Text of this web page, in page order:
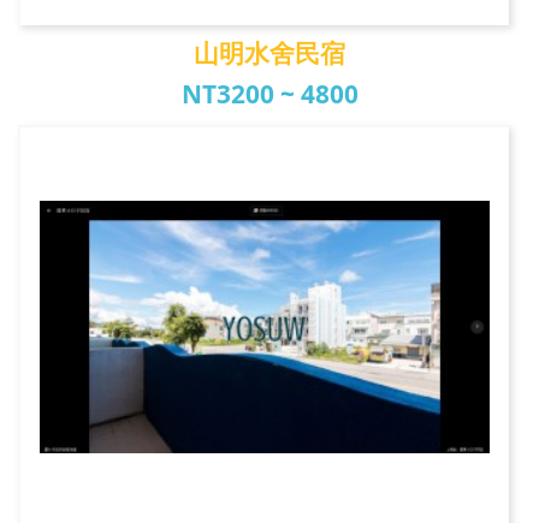
山明水舍民宿
NT3200 ~ 4800